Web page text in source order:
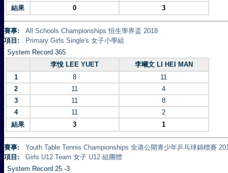
結果
0 3
賽事:
All Schools Championships 恒生學界盃 2018
項目:
Primary Girls Single's 女子小學組
System Record 365
李悅 LEE YUET
李曦文 LI HEI MAN
1
8
11
2
11
4
3
11
8
4
11
2
結果
3 1
賽事:
Youth Table Tennis Championships 全港公開青少年乒乓球錦標賽
項目:
Girls U12 Team 女子 U12 組團體
System Record 25 -3